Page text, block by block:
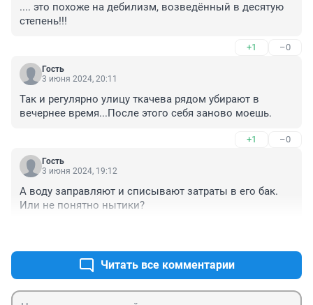
.... это похоже на дебилизм, возведённый в десятую
степень!!!
+1 –0
Гость
3 июня 2024, 20:11
Так и регулярно улицу ткачева рядом убирают в
вечернее время...После этого себя заново моешь.
+1 –0
Гость
3 июня 2024, 19:12
А воду заправляют и списывают затраты в его бак.
Или не понятно нытики?
Читать все комментарии